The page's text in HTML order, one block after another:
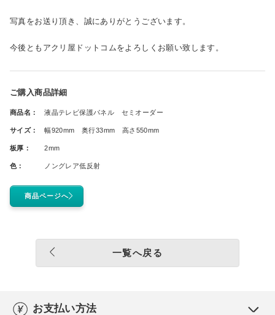
写真をお送り頂き、誠にありがとうございます。
今後ともアクリ屋ドットコムをよろしくお願い致します。
ご購入商品詳細
商品名： 液晶テレビ保護パネル セミオーダー
サイズ： 幅920mm 奥行33mm 高さ550mm
板厚： 2mm
色： ノングレア低反射
商品ページへ
一覧へ戻る
お支払い方法